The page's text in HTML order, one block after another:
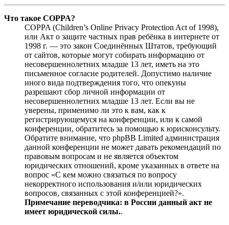
Что такое COPPA?
COPPA (Children’s Online Privacy Protection Act of 1998),
или Акт о защите частных прав ребёнка в интернете от
1998 г. — это закон Соединённых Штатов, требующий
от сайтов, которые могут собирать информацию от
несовершеннолетних младше 13 лет, иметь на это
письменное согласие родителей. Допустимо наличие
иного вида подтверждения того, что опекуны
разрешают сбор личной информации от
несовершеннолетних младше 13 лет. Если вы не
уверены, применимо ли это к вам, как к
регистрирующемуся на конференции, или к самой
конференции, обратитесь за помощью к юрисконсульту.
Обратите внимание, что phpBB Limited администрация
данной конференции не может давать рекомендаций по
правовым вопросам и не является объектом
юридических отношений, кроме указанных в ответе на
вопрос «С кем можно связаться по вопросу
некорректного использования и/или юридических
вопросов, связанных с этой конференцией?».
Примечание переводчика: в России данный акт не
имеет юридической силы..